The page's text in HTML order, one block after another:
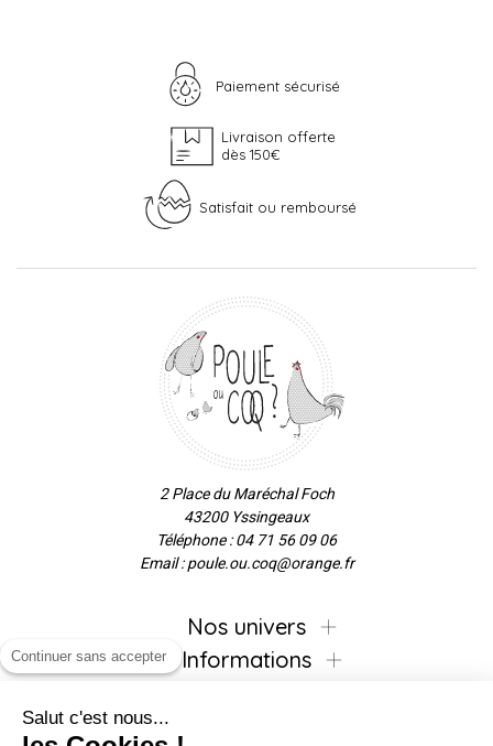
Paiement sécurisé
Livraison offerte
dès 150€
Satisfait ou remboursé
2 Place du Maréchal Foch
43200 Yssingeaux
Téléphone : 04 71 56 09 06
Email : poule.ou.coq@orange.fr
Nos univers
Informations
Continuer sans accepter
Salut c'est nous...